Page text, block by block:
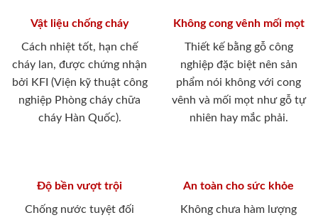
Vật liệu chống cháy
Cách nhiệt tốt, hạn chế
cháy lan, được chứng nhận
bởi KFI (Viện kỹ thuật công
nghiệp Phòng cháy chữa
cháy Hàn Quốc).
Không cong vênh mối mọt
Thiết kế bằng gỗ công
nghiệp đặc biệt nên sản
phẩm nói không với cong
vênh và mối mọt như gỗ tự
nhiên hay mắc phải.
Độ bền vượt trội
Chống nước tuyệt đối
An toàn cho sức khỏe
Không chưa hàm lượng